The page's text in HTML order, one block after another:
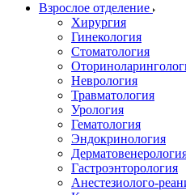
Взрослое отделение
Хирургия
Гинекология
Стоматология
Неврология
Травматология
Урология
Гематология
Эндокринология
Гастроэнторология
Анестезиолого-